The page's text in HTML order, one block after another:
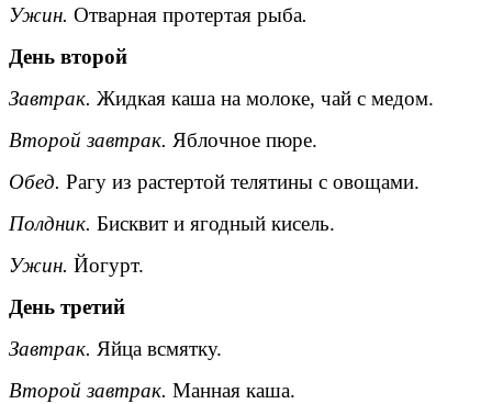
Ужин. Отварная протертая рыба.
День второй
Завтрак. Жидкая каша на молоке, чай с медом.
Второй завтрак. Яблочное пюре.
Обед. Рагу из растертой телятины с овощами.
Полдник. Бисквит и ягодный кисель.
Ужин. Йогурт.
День третий
Завтрак. Яйца всмятку.
Второй завтрак. Манная каша.